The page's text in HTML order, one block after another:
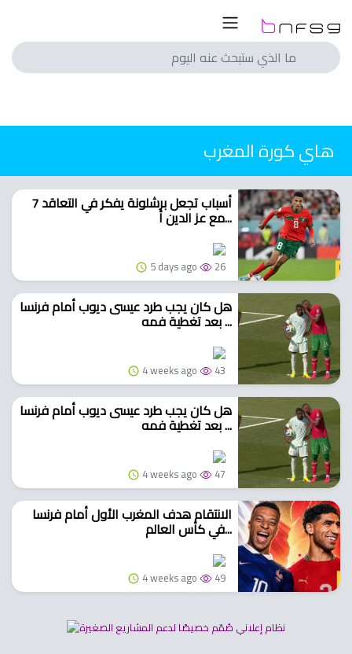
هاي كورة المغرب
7 أسباب تجعل برشلونة يفكر في التعاقد
مع عز الدين أ...
5 days ago 26
هل كان يجب طرد عيسى ديوب أمام فرنسا
بعد تغطية فمه ...
4 weeks ago 43
هل كان يجب طرد عيسى ديوب أمام فرنسا
بعد تغطية فمه ...
4 weeks ago 47
الانتقام هدف المغرب الأول أمام فرنسا
في كأس العالم...
4 weeks ago 49